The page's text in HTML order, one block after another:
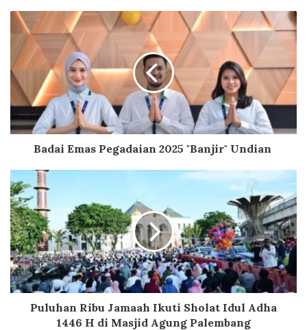
Badai Emas Pegadaian 2025 "Banjir" Undian
Puluhan Ribu Jamaah Ikuti Sholat Idul Adha
1446 H di Masjid Agung Palembang